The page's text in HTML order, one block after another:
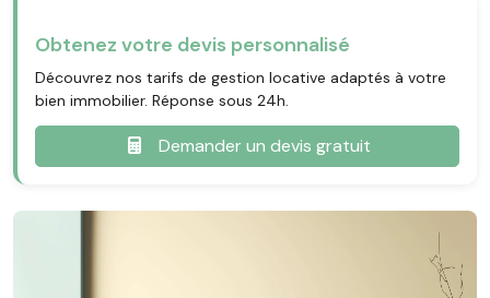
Obtenez votre devis personnalisé
Découvrez nos tarifs de gestion locative adaptés à votre
bien immobilier. Réponse sous 24h.
Demander un devis gratuit